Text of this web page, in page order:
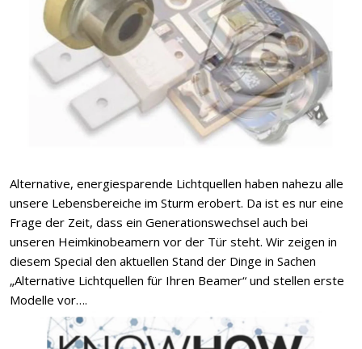
Alternative, energiesparende Lichtquellen haben nahezu alle
unsere Lebensbereiche im Sturm erobert. Da ist es nur eine
Frage der Zeit, dass ein Generationswechsel auch bei
unseren Heimkinobeamern vor der Tür steht. Wir zeigen in
diesem Special den aktuellen Stand der Dinge in Sachen
„Alternative Lichtquellen für Ihren Beamer“ und stellen erste
Modelle vor….